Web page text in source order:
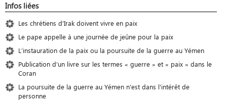
Infos liées
Les chrétiens d'Irak doivent vivre en paix
Le pape appelle à une journée de jeûne pour la paix
L’instauration de la paix ou la poursuite de la guerre au Yémen
Publication d’un livre sur les termes « guerre » et « paix » dans le
Coran
La poursuite de la guerre au Yémen n'est dans l'intérêt de
personne